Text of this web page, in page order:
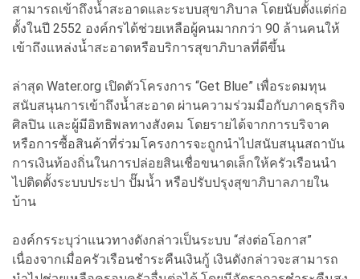
สามารถเข้าถึงน้ำสะอาดและระบบสุขาภิบาล โดยนับตั้งแต่ก่อ
ตั้งในปี 2552 องค์กรได้ช่วยเหลือผู้คนมากกว่า 90 ล้านคนให้
เข้าถึงแหล่งน้ำสะอาดหรือบริการสุขาภิบาลที่ดีขึ้น
ล่าสุด Water.org เปิดตัวโครงการ “Get Blue” เพื่อระดมทุน
สนับสนุนการเข้าถึงน้ำสะอาด ผ่านความร่วมมือกับภาคธุรกิจ
ศิลปิน และผู้มีอิทธิพลทางสังคม โดยรายได้จากการบริจาค
หรือการซื้อสินค้าที่ร่วมโครงการจะถูกนำไปสนับสนุนสถาบัน
การเงินท้องถิ่นในการปล่อยสินเชื่อขนาดเล็กให้ครัวเรือนนำ
ไปติดตั้งระบบประปา ปั๊มน้ำ หรือปรับปรุงสุขาภิบาลภายใน
บ้าน
องค์กรระบุว่าแนวทางดังกล่าวเป็นระบบ “ส่งต่อโอกาส”
เนื่องจากเมื่อครัวเรือนชำระคืนเงินกู้ เงินดังกล่าวจะสามารถ